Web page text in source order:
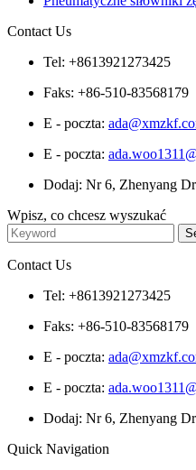
Contact Us
Tel: +8613921273425
Faks: +86-510-83568179
E - poczta:
E - poczta:
Dodaj: Nr 6, Zhenyang
Wpisz, co chcesz wyszukać
Contact Us
Tel: +8613921273425
Faks: +86-510-83568179
E - poczta:
E - poczta:
Dodaj: Nr 6, Zhenyang
Quick Navigation